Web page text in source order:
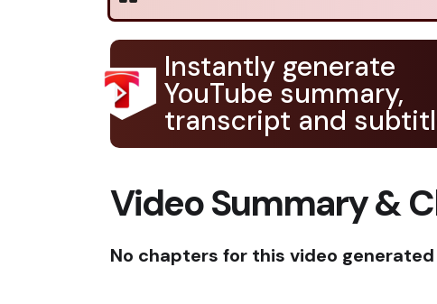
Instantly generate
YouTube summary,
transcript and
Video Summary &
No chapters for this video